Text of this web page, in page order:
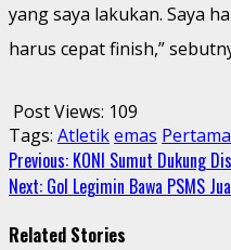
yang saya lakukan. Saya
harus cepat finish,”
Post Views: 109
Tags: Atletikemas Pertama
Continue
Reading
Previous: KONI Sumut Dukung
Next: Gol Legimin Bawa PSMS
Related Stories